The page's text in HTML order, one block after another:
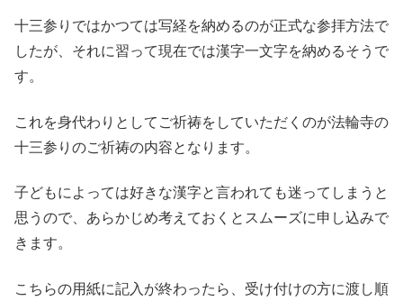
十三参りではかつては写経を納めるのが正式な参拝方法で
したが、それに習って現在では漢字一文字を納めるそうで
す。
これを身代わりとしてご祈祷をしていただくのが法輪寺の
十三参りのご祈祷の内容となります。
子どもによっては好きな漢字と言われても迷ってしまうと
思うので、あらかじめ考えておくとスムーズに申し込みで
きます。
こちらの用紙に記入が終わったら、受け付けの方に渡し順